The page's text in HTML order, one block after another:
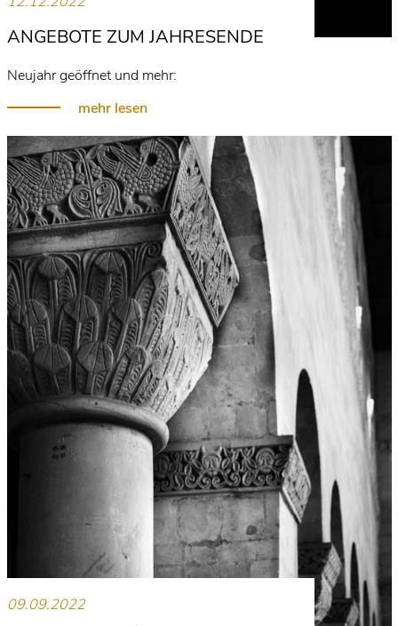
ANGEBOTE ZUM JAHRESENDE
Neujahr geöffnet und mehr:
mehr lesen
09.09.2022